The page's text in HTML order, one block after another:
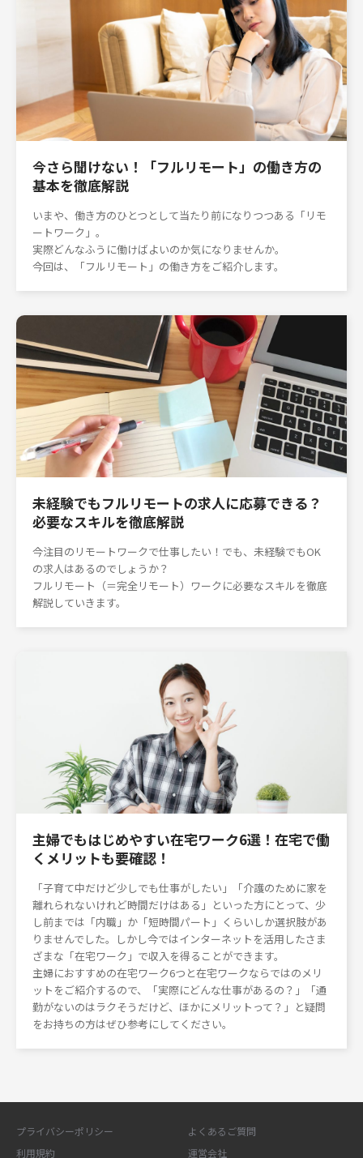
今さら聞けない！「フルリモート」の働き方の
基本を徹底解説
いまや、働き方のひとつとして当たり前になりつつある「リモ
ートワーク」。
実際どんなふうに働けばよいのか気になりませんか。
今回は、「フルリモート」の働き方をご紹介します。
未経験でもフルリモートの求人に応募できる？
必要なスキルを徹底解説
今注目のリモートワークで仕事したい！でも、未経験でもOK
の求人はあるのでしょうか？
フルリモート（＝完全リモート）ワークに必要なスキルを徹底
解説していきます。
主婦でもはじめやすい在宅ワーク6選！在宅で働
くメリットも要確認！
「子育て中だけど少しでも仕事がしたい」「介護のために家を
離れられないけれど時間だけはある」といった方にとって、少
し前までは「内職」か「短時間パート」くらいしか選択肢があ
りませんでした。しかし今ではインターネットを活用したさま
ざまな「在宅ワーク」で収入を得ることができます。
主婦におすすめの在宅ワーク6つと在宅ワークならではのメリ
ットをご紹介するので、「実際にどんな仕事があるの？」「通
勤がないのはラクそうだけど、ほかにメリットって？」と疑問
をお持ちの方はぜひ参考にしてください。
プライバシーポリシー
よくあるご質問
利用規約
運営会社